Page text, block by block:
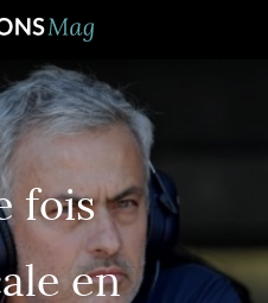
fois
en